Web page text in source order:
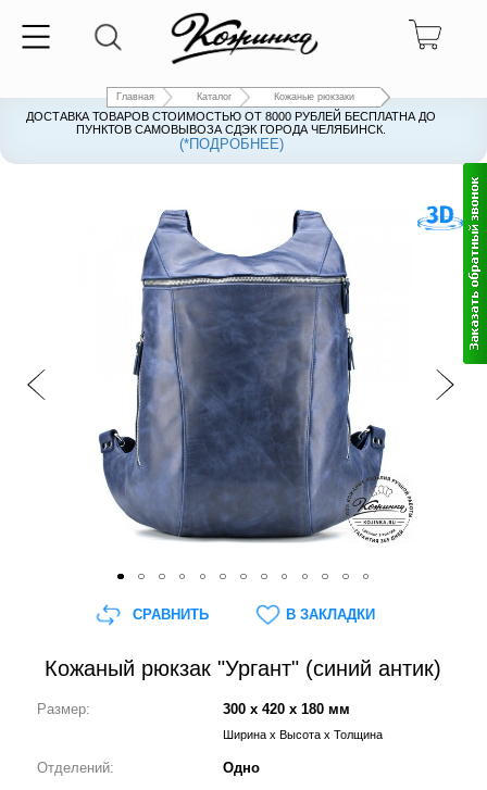
Главная Каталог Кожаные рюкзаки
ДОСТАВКА ТОВАРОВ СТОИМОСТЬЮ ОТ 8000 РУБЛЕЙ БЕСПЛАТНА ДО
ПУНКТОВ САМОВЫВОЗА СДЭК ГОРОДА ЧЕЛЯБИНСК.
(*ПОДРОБНЕЕ)
Кожаный рюкзак "Ургант" (синий антик)
Размер: 300 x 420 x 180 мм
Ширина x Высота x Толщина
Отделений: Одно
СРАВНИТЬ В ЗАКЛАДКИ